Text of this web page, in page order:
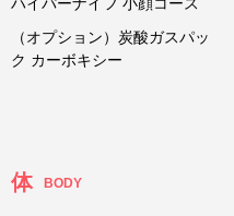
（オプション）炭酸ガスパッ
ク カーボキシー
体 BODY